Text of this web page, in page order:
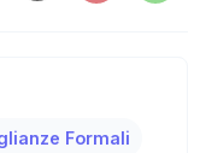
Formali